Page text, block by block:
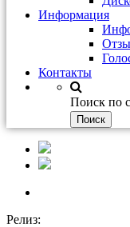
Информация
Контакты
Поиск по
Релиз: